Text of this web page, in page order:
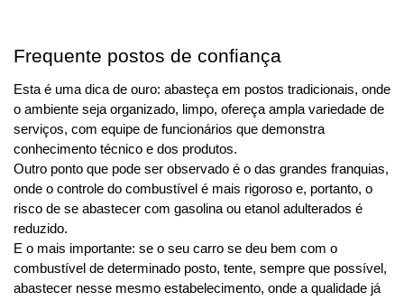
Frequente postos de confiança
Esta é uma dica de ouro: abasteça em postos tradicionais, onde
o ambiente seja organizado, limpo, ofereça ampla variedade de
serviços, com equipe de funcionários que demonstra
conhecimento técnico e dos produtos.
Outro ponto que pode ser observado é o das grandes franquias,
onde o controle do combustível é mais rigoroso e, portanto, o
risco de se abastecer com gasolina ou etanol adulterados é
reduzido.
E o mais importante: se o seu carro se deu bem com o
combustível de determinado posto, tente, sempre que possível,
abastecer nesse mesmo estabelecimento, onde a qualidade já